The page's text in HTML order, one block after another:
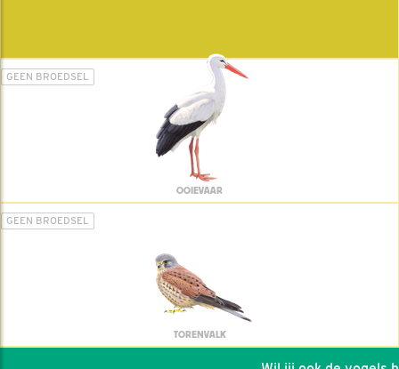
GEEN BROEDSEL
OOIEVAAR
GEEN BROEDSEL
TORENVALK